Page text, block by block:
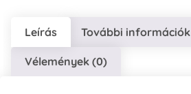
Leírás További információk
Vélemények (0)